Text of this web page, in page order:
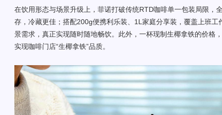
在饮用形态与场景升级上，菲诺打破传统RTD咖啡单一包装局限，
存，冷藏更佳；搭配200g便携利乐装、1L家庭分享装，覆盖上班工
景需求，真正实现随时随地畅饮。此外，一杯现制生椰拿铁的价格
实现咖啡门店“生椰拿铁”品质。